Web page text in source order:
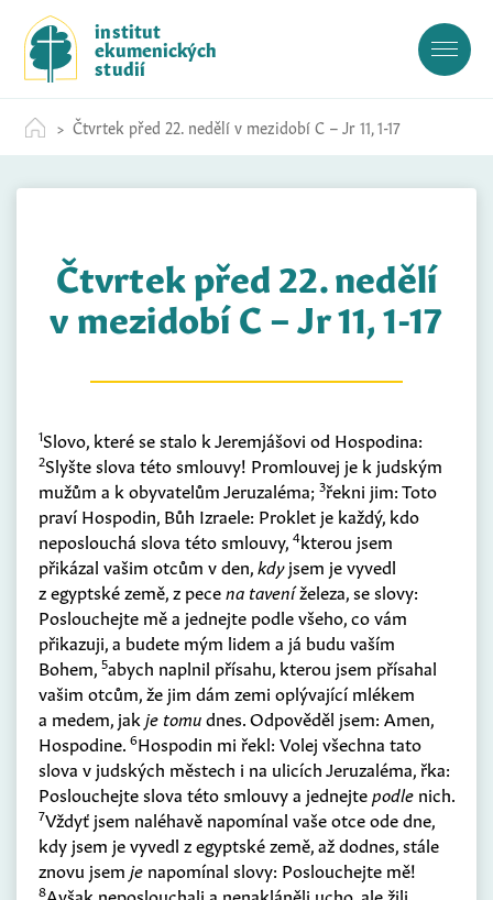
c
institut
ekumenických
studií
Čtvrtek před 22. nedělí v mezidobí C – Jr 11, 1-17
Čtvrtek před 22. nedělí
v mezidobí C – Jr 11, 1-17
1Slovo, které se stalo k Jeremjášovi od Hospodina:
2Slyšte slova této smlouvy! Promlouvej je k judským
mužům a k obyvatelům Jeruzaléma; 3řekni jim: Toto
praví Hospodin, Bůh Izraele: Proklet je každý, kdo
neposlouchá slova této smlouvy, 4kterou jsem
přikázal vašim otcům v den,kdyjsem je vyvedl
z egyptské země, z pecena taveníželeza, se slovy:
Poslouchejte mě a jednejte podle všeho, co vám
přikazuji, a budete mým lidem a já budu vaším
Bohem, 5abych naplnil přísahu, kterou jsem přísahal
vašim otcům, že jim dám zemi oplývající mlékem
a medem, jak je tomudnes. Odpověděl jsem: Amen,
Hospodine. 6Hospodin mi řekl: Volej všechna tato
slova v judských městech i na ulicích Jeruzaléma, řka:
Poslouchejte slova této smlouvy a jednejtepodle nich.
7Vždyť jsem naléhavě napomínal vaše otce ode dne,
kdy jsem je vyvedl z egyptské země, až dodnes, stále
znovu jsem je napomínal slovy: Poslouchejte mě!
8Avšak neposlouchali a nenakláněli ucho, ale žili